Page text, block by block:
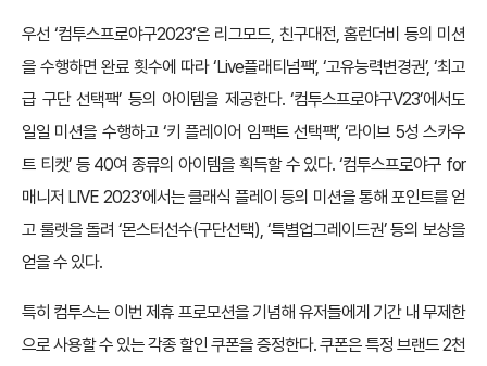
우선 ‘컴투스프로야구2023’은 리그모드, 친구대전, 홈런더비 등의 미션
을 수행하면 완료 횟수에 따라 ‘Live플래티넘팩’, ‘고유능력변경권’, ‘최고
급 구단 선택팩’ 등의 아이템을 제공한다. ‘컴투스프로야구V23’에서도
일일 미션을 수행하고 ‘키 플레이어 임팩트 선택팩’, ‘라이브 5성 스카우
트 티켓’ 등 40여 종류의 아이템을 획득할 수 있다. ‘컴투스프로야구 for
매니저 LIVE 2023’에서는 클래식 플레이 등의 미션을 통해 포인트를 얻
고 룰렛을 돌려 ‘몬스터선수(구단선택), ‘특별업그레이드권’ 등의 보상을
얻을 수 있다.
특히 컴투스는 이번 제휴 프로모션을 기념해 유저들에게 기간 내 무제한
으로 사용할 수 있는 각종 할인 쿠폰을 증정한다. 쿠폰은 특정 브랜드 2천